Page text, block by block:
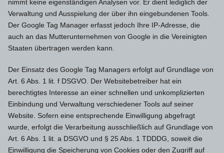
nimmt keine eigenständigen Analysen vor. Er dient lediglich der
Verwaltung und Ausspielung der über ihn eingebundenen Tools.
Der Google Tag Manager erfasst jedoch Ihre IP-Adresse, die
auch an das Mutterunternehmen von Google in die Vereinigten
Staaten übertragen werden kann.
Der Einsatz des Google Tag Managers erfolgt auf Grundlage von
Art. 6 Abs. 1 lit. f DSGVO. Der Websitebetreiber hat ein
berechtigtes Interesse an einer schnellen und unkomplizierten
Einbindung und Verwaltung verschiedener Tools auf seiner
Website. Sofern eine entsprechende Einwilligung abgefragt
wurde, erfolgt die Verarbeitung ausschließlich auf Grundlage von
Art. 6 Abs. 1 lit. a DSGVO und § 25 Abs. 1 TDDDG, soweit die
Einwilligung die Speicherung von Cookies oder den Zugriff auf